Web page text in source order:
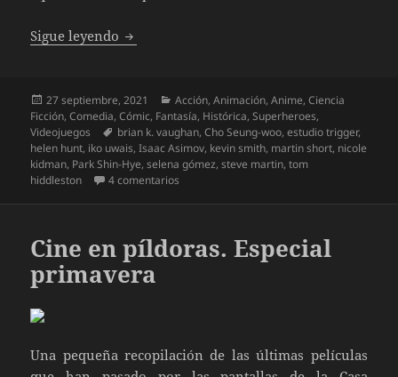
Sigue leyendo Las nuevas series otoño 2021
Publicado
el
27 septiembre, 2021 Categorías
Acción,Animación,Anime,Ciencia
Ficción,Comedia,Cómic, Fantasía, Histórica,Superheroes,
Videojuegos
Etiquetas
brian k. vaughan,Cho Seung-woo,estudio trigger,
helen hunt, iko uwais,Isaac Asimov, kevin smith, martin short, nicole
kidman, Park Shin-Hye,selena gómez,steve martin,tom
hiddleston
4 comentarios
Cine en píldoras. Especial
primavera
Una pequeña recopilación de las últimas películas